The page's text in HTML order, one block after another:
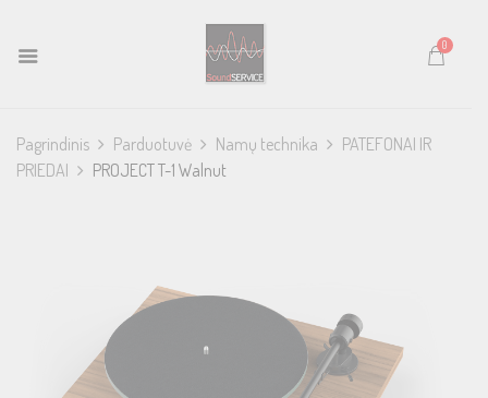
0
Pagrindinis Parduotuvė Namų technika
PATEFONAI IR
PRIEDAI
PROJECT T-1 Walnut